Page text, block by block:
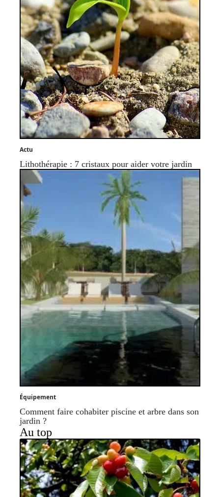
Actu
Lithothérapie : 7 cristaux pour aider votre jardin
Équipement
Comment faire cohabiter piscine et arbre dans son
jardin ?
Au top